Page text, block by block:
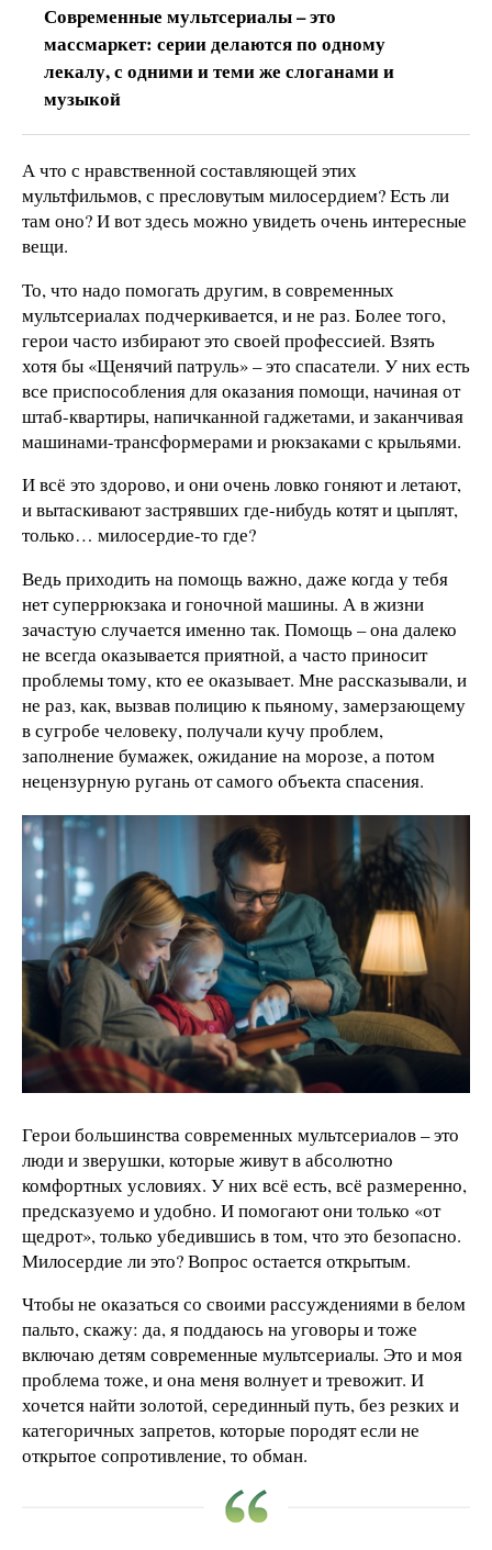
Современные мультсериалы – это
массмаркет: серии делаются по одному
лекалу, с одними и теми же слоганами и
музыкой
А что с нравственной составляющей этих
мультфильмов, с пресловутым милосердием? Есть ли
там оно? И вот здесь можно увидеть очень интересные
вещи.
То, что надо помогать другим, в современных
мультсериалах подчеркивается, и не раз. Более того,
герои часто избирают это своей профессией. Взять
хотя бы «Щенячий патруль» – это спасатели. У них есть
все приспособления для оказания помощи, начиная от
штаб-квартиры, напичканной гаджетами, и заканчивая
машинами-трансформерами и рюкзаками с крыльями.
И всё это здорово, и они очень ловко гоняют и летают,
и вытаскивают застрявших где-нибудь котят и цыплят,
только… милосердие-то где?
Ведь приходить на помощь важно, даже когда у тебя
нет суперрюкзака и гоночной машины. А в жизни
зачастую случается именно так. Помощь – она далеко
не всегда оказывается приятной, а часто приносит
проблемы тому, кто ее оказывает. Мне рассказывали, и
не раз, как, вызвав полицию к пьяному, замерзающему
в сугробе человеку, получали кучу проблем,
заполнение бумажек, ожидание на морозе, а потом
нецензурную ругань от самого объекта спасения.
Герои большинства современных мультсериалов – это
люди и зверушки, которые живут в абсолютно
комфортных условиях. У них всё есть, всё размеренно,
предсказуемо и удобно. И помогают они только «от
щедрот», только убедившись в том, что это безопасно.
Милосердие ли это? Вопрос остается открытым.
Чтобы не оказаться со своими рассуждениями в белом
пальто, скажу: да, я поддаюсь на уговоры и тоже
включаю детям современные мультсериалы. Это и моя
проблема тоже, и она меня волнует и тревожит. И
хочется найти золотой, серединный путь, без резких и
категоричных запретов, которые породят если не
открытое сопротивление, то обман.